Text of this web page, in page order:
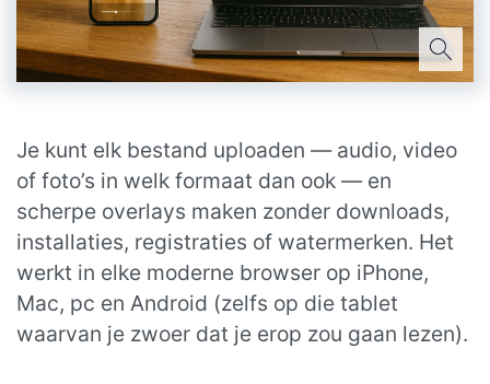
Je kunt elk bestand uploaden — audio, video
of foto’s in welk formaat dan ook — en
scherpe overlays maken zonder downloads,
installaties, registraties of watermerken. Het
werkt in elke moderne browser op iPhone,
Mac, pc en Android (zelfs op die tablet
waarvan je zwoer dat je erop zou gaan lezen).